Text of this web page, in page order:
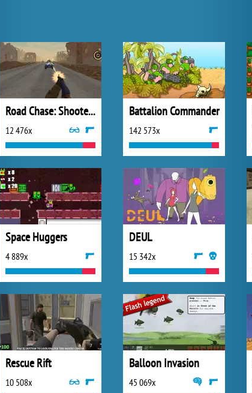
Road Chase: Shooter Realistic Guns
12 476x
Battalion Commander
142 573x
Space Huggers
4 889x
DEUL
15 342x
Rescue Rift
10 508x
Balloon Invasion
45 069x